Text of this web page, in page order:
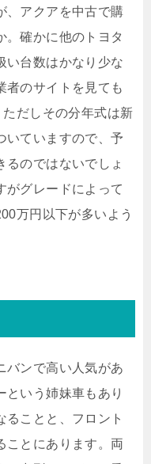
、アクアを中古で購
。確かに他のトヨタ
い台数はかなり少な
者のサイトを見ても
だしその分年式は新
いていますので、予
るのではないでしょ
がグレードによって
万円以下が多いよう
バンで高い人気があ
という姉妹車もあり
ることと、フロント
ことにあります。両